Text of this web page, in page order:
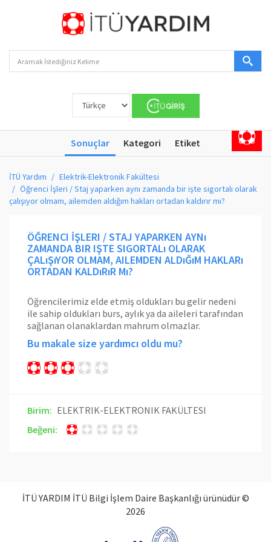
Sonuçlar Kategori Etiket
İTÜ Yardım
Elektrik-Elektronik Fakültesi
Öğrenci İşleri / Staj yaparken aynı zamanda bir işte sigortalı olarak
çalışıyor olmam, ailemden aldığım hakları ortadan kaldırır mı?
ÖĞRENCI İŞLERI / STAJ YAPARKEN AYNı
ZAMANDA BIR IŞTE SIGORTALı OLARAK
ÇALıŞıYOR OLMAM, AILEMDEN ALDıĞıM HAKLARı
ORTADAN KALDıRıR Mı?
Öğrencilerimiz elde etmiş oldukları bu gelir nedeni
ile sahip oldukları burs, aylık ya da aileleri tarafından
sağlanan olanaklardan mahrum olmazlar.
Bu makale size yardımcı oldu mu?
Birim: ELEKTRIK-ELEKTRONIK FAKÜLTESI
Beğeni:
İTÜ YARDIM İTÜ Bilgi İşlem Daire Başkanlığı ürünüdür ©
2026